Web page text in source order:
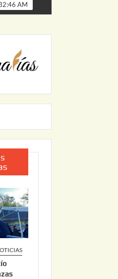
JAPAM EL PROGRAMA “AGUA
AM